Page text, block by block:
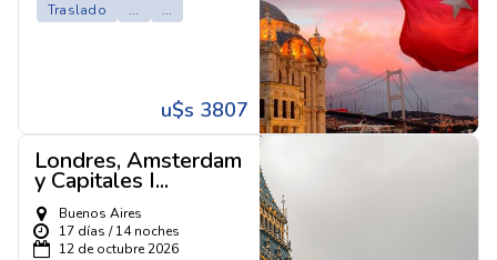
Traslado
... ...
u$s 3807
Londres, Amsterdam
y Capitales I...
Buenos Aires
17 días / 14 noches
12 de octubre 2026